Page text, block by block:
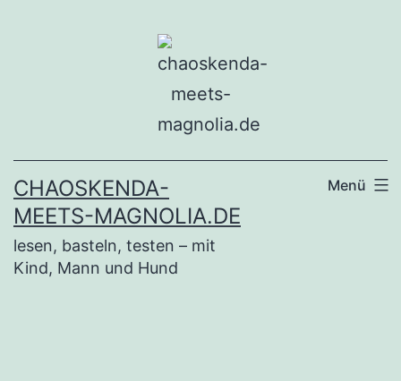
CHAOSKENDA-
MEETS-MAGNOLIA.DE
lesen, basteln, testen – mit
Kind, Mann und Hund
Menü